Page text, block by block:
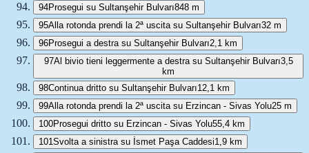
94Prosegui su Sultanşehir Bulvarı848 m
95Alla rotonda prendi la 2ª uscita su Sultanşehir Bulvarı32 m
96Prosegui a destra su Sultanşehir Bulvarı2,1 km
97Al bivio tieni leggermente a destra su Sultanşehir Bulvarı3,5
km
98Continua dritto su Sultanşehir Bulvarı12,1 km
99Alla rotonda prendi la 2ª uscita su Erzincan - Sivas Yolu25 m
100Prosegui dritto su Erzincan - Sivas Yolu55,4 km
101Svolta a sinistra su İsmet Paşa Caddesi1,9 km